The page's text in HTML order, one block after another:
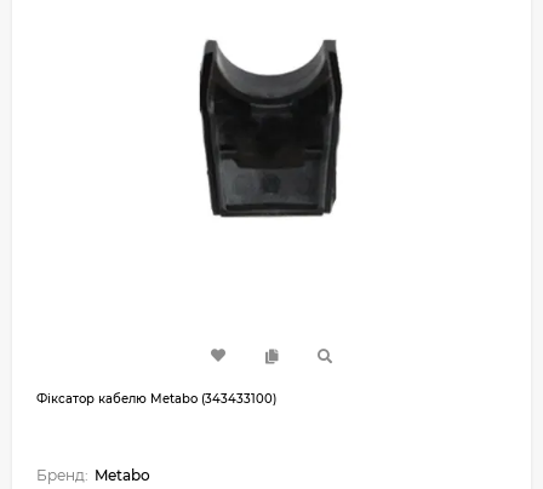
Фіксатор кабелю Metabo (343433100)
Бренд: Metabo